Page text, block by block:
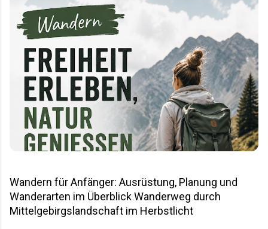
Wandern für Anfänger: Ausrüstung, Planung und
Wanderarten im Überblick Wanderweg durch
Mittelgebirgslandschaft im Herbstlicht